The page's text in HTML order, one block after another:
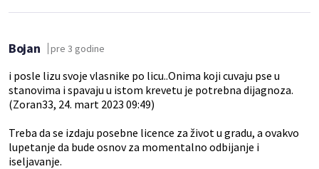
Bojan pre 3 godine
i posle lizu svoje vlasnike po licu..Onima koji cuvaju pse u
stanovima i spavaju u istom krevetu je potrebna dijagnoza.
(Zoran33, 24. mart 2023 09:49)
Treba da se izdaju posebne licence za život u gradu, a ovakvo
lupetanje da bude osnov za momentalno odbijanje i
iseljavanje.